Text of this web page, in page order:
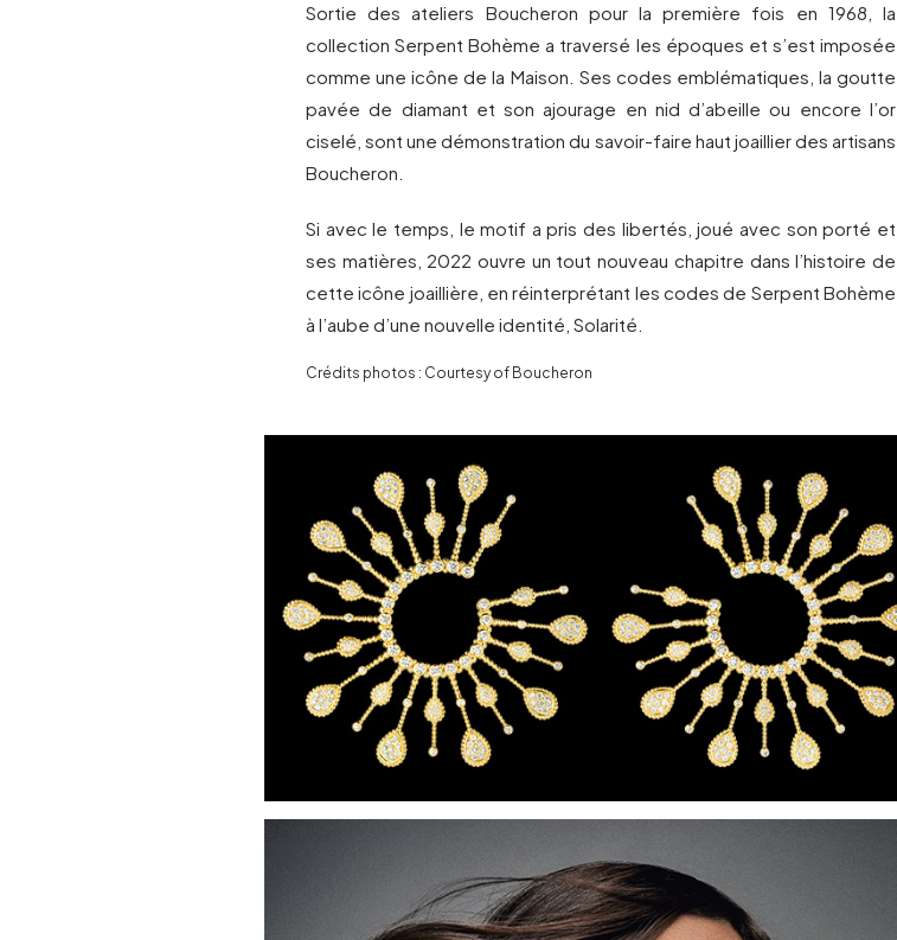
Sortie des ateliers Boucheron pour la première fois en 1968, la
collection Serpent Bohème a traversé les époques et s’est imposée
comme une icône de la Maison. Ses codes emblématiques, la goutte
pavée de diamant et son ajourage en nid d’abeille ou encore l’or
ciselé, sont une démonstration du savoir-faire haut joaillier des artisans
Boucheron.
Si avec le temps, le motif a pris des libertés, joué avec son porté et
ses matières, 2022 ouvre un tout nouveau chapitre dans l’histoire de
cette icône joaillière, en réinterprétant les codes de Serpent Bohème
à l’aube d’une nouvelle identité, Solarité.
Crédits photos : Courtesy of Boucheron